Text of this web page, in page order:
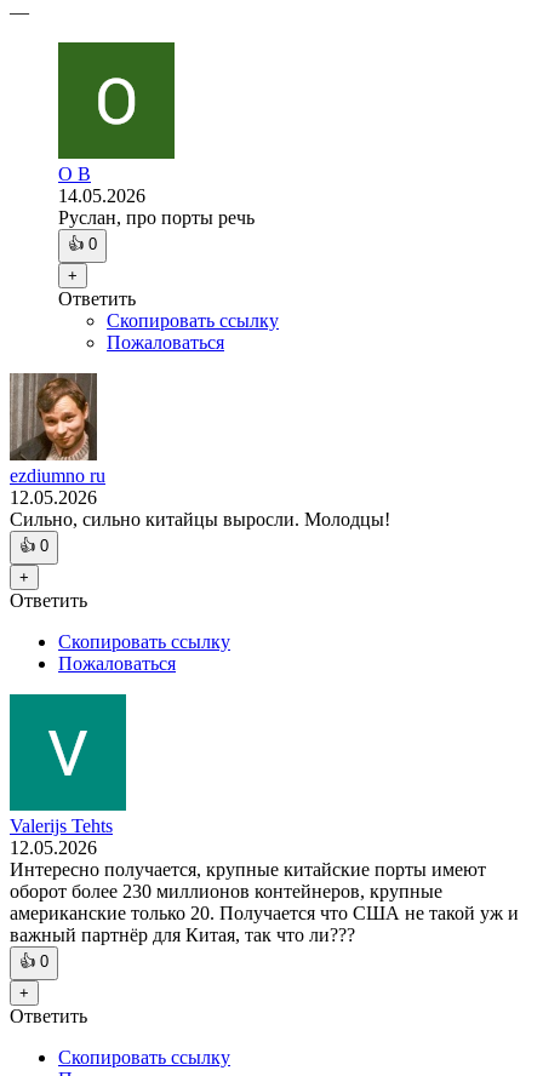
—
O B
14.05.2026
Руслан, про порты речь
👍 0
+
Ответить
Скопировать ссылку
Пожаловаться
ezdiumno ru
12.05.2026
Сильно, сильно китайцы выросли. Молодцы!
👍 0
+
Ответить
Скопировать ссылку
Пожаловаться
Valerijs Tehts
12.05.2026
Интересно получается, крупные китайские порты имеют
оборот более 230 миллионов контейнеров, крупные
американские только 20. Получается что США не такой уж и
важный партнёр для Китая, так что ли???
👍 0
+
Ответить
Скопировать ссылку